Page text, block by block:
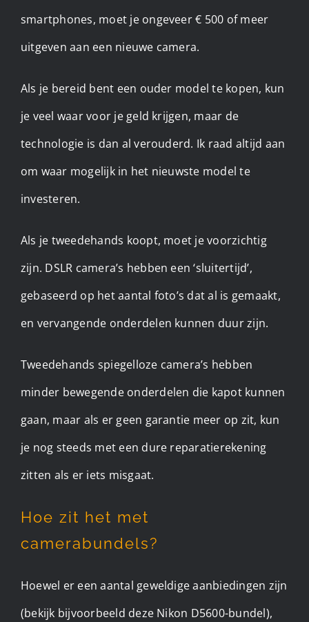
smartphones, moet je ongeveer € 500 of meer
uitgeven aan een nieuwe camera.
Als je bereid bent een ouder model te kopen, kun
je veel waar voor je geld krijgen, maar de
technologie is dan al verouderd. Ik raad altijd aan
om waar mogelijk in het nieuwste model te
investeren.
Als je tweedehands koopt, moet je voorzichtig
zijn. DSLR camera’s hebben een ‘sluitertijd’,
gebaseerd op het aantal foto’s dat al is gemaakt,
en vervangende onderdelen kunnen duur zijn.
Tweedehands spiegelloze camera’s hebben
minder bewegende onderdelen die kapot kunnen
gaan, maar als er geen garantie meer op zit, kun
je nog steeds met een dure reparatierekening
zitten als er iets misgaat.
Hoe zit het met
camerabundels?
Hoewel er een aantal geweldige aanbiedingen zijn
(bekijk bijvoorbeeld deze Nikon D5600-bundel),